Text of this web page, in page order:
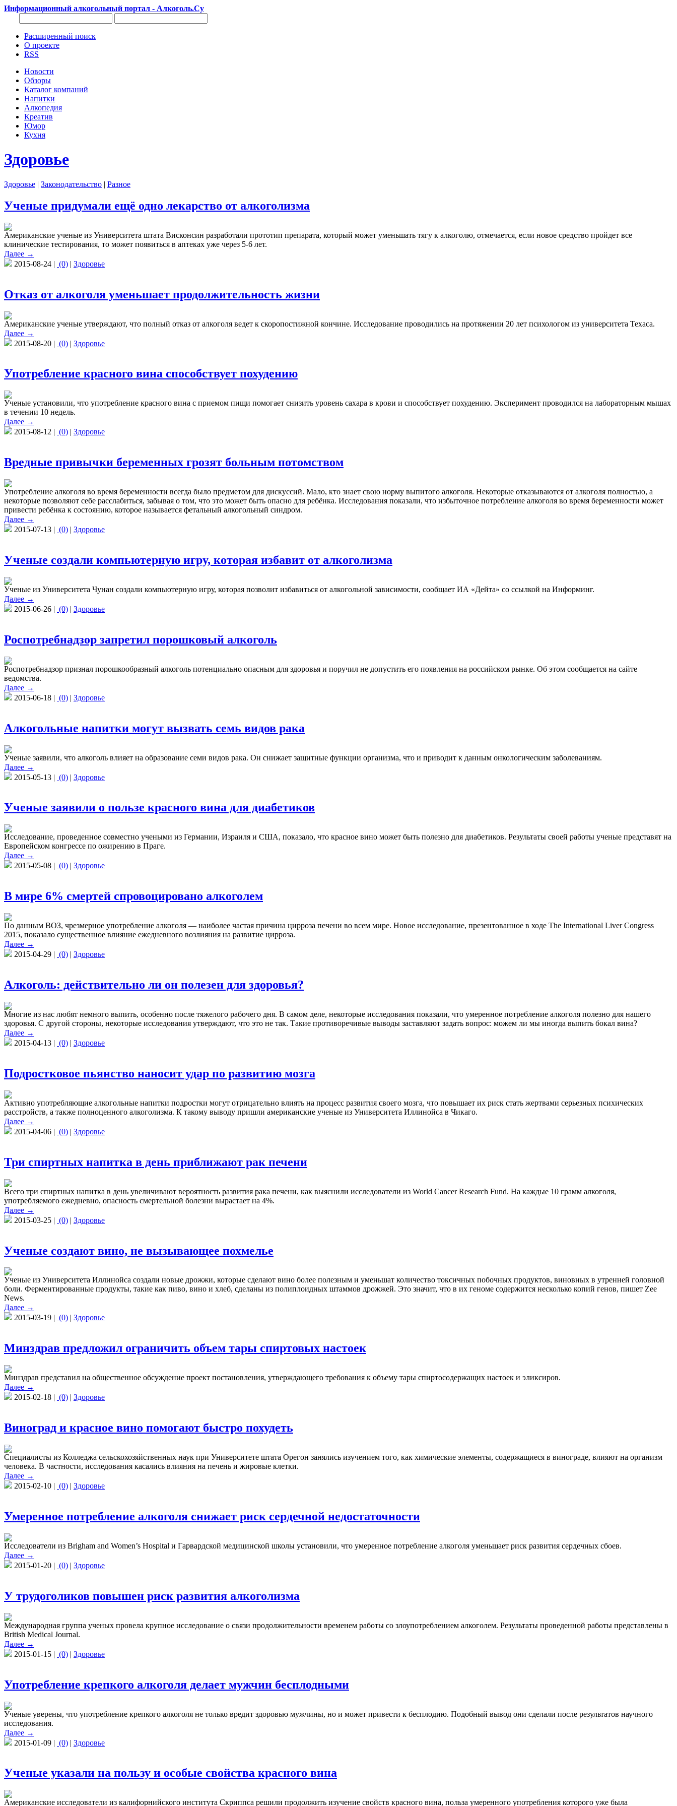
Информационный алкогольный портал - Алкоголь.Су
Расширенный поиск
О проекте
RSS
Новости
Обзоры
Каталог компаний
Напитки
Алкопедия
Креатив
Юмор
Кухня
Здоровье
Здоровье | Законодательство | Разное
Ученые придумали ещё одно лекарство от алкоголизма
Американские ученые из Университета штата Висконсин разработали прототип препарата, который может уменьшать тягу к алкоголю, отмечается, если новое средство пройдет все
клинические тестирования, то может появиться в аптеках уже через 5-6 лет.
Далее →
2015-08-24 | (0) | Здоровье
Отказ от алкоголя уменьшает продолжительность жизни
Американские ученые утверждают, что полный отказ от алкоголя ведет к скоропостижной кончине. Исследование проводились на протяжении 20 лет психологом из университета Техаса.
Далее →
2015-08-20 | (0) | Здоровье
Употребление красного вина способствует похудению
Ученые установили, что употребление красного вина с приемом пищи помогает снизить уровень сахара в крови и способствует похудению. Эксперимент проводился на лабораторным мышах
в течении 10 недель.
Далее →
2015-08-12 | (0) | Здоровье
Вредные привычки беременных грозят больным потомством
Употребление алкоголя во время беременности всегда было предметом для дискуссий. Мало, кто знает свою норму выпитого алкоголя. Некоторые отказываются от алкоголя полностью, а
некоторые позволяют себе расслабиться, забывая о том, что это может быть опасно для ребёнка. Исследования показали, что избыточное потребление алкоголя во время беременности может
привести ребёнка к состоянию, которое называется фетальный алкогольный синдром.
Далее →
2015-07-13 | (0) | Здоровье
Ученые создали компьютерную игру, которая избавит от алкоголизма
Ученые из Университета Чунан создали компьютерную игру, которая позволит избавиться от алкогольной зависимости, сообщает ИА «Дейта» со ссылкой на Информинг.
Далее →
2015-06-26 | (0) | Здоровье
Роспотребнадзор запретил порошковый алкоголь
Роспотребнадзор признал порошкообразный алкоголь потенциально опасным для здоровья и поручил не допустить его появления на российском рынке. Об этом сообщается на сайте
ведомства.
Далее →
2015-06-18 | (0) | Здоровье
Алкогольные напитки могут вызвать семь видов рака
Ученые заявили, что алкоголь влияет на образование семи видов рака. Он снижает защитные функции организма, что и приводит к данным онкологическим заболеваниям.
Далее →
2015-05-13 | (0) | Здоровье
Ученые заявили о пользе красного вина для диабетиков
Исследование, проведенное совместно учеными из Германии, Израиля и США, показало, что красное вино может быть полезно для диабетиков. Результаты своей работы ученые представят на
Европейском конгрессе по ожирению в Праге.
Далее →
2015-05-08 | (0) | Здоровье
В мире 6% смертей спровоцировано алкоголем
По данным ВОЗ, чрезмерное употребление алкоголя — наиболее частая причина цирроза печени во всем мире. Новое исследование, презентованное в ходе The International Liver Congress
2015, показало существенное влияние ежедневного возлияния на развитие цирроза.
Далее →
2015-04-29 | (0) | Здоровье
Алкоголь: действительно ли он полезен для здоровья?
Многие из нас любят немного выпить, особенно после тяжелого рабочего дня. В самом деле, некоторые исследования показали, что умеренное потребление алкоголя полезно для нашего
здоровья. С другой стороны, некоторые исследования утверждают, что это не так. Такие противоречивые выводы заставляют задать вопрос: можем ли мы иногда выпить бокал вина?
Далее →
2015-04-13 | (0) | Здоровье
Подростковое пьянство наносит удар по развитию мозга
Активно употребляющие алкогольные напитки подростки могут отрицательно влиять на процесс развития своего мозга, что повышает их риск стать жертвами серьезных психических
расстройств, а также полноценного алкоголизма. К такому выводу пришли американские ученые из Университета Иллинойса в Чикаго.
Далее →
2015-04-06 | (0) | Здоровье
Три спиртных напитка в день приближают рак печени
Всего три спиртных напитка в день увеличивают вероятность развития рака печени, как выяснили исследователи из World Cancer Research Fund. На каждые 10 грамм алкоголя,
употребляемого ежедневно, опасность смертельной болезни вырастает на 4%.
Далее →
2015-03-25 | (0) | Здоровье
Ученые создают вино, не вызывающее похмелье
Ученые из Университета Иллинойса создали новые дрожжи, которые сделают вино более полезным и уменьшат количество токсичных побочных продуктов, виновных в утренней головной
боли. Ферментированные продукты, такие как пиво, вино и хлеб, сделаны из полиплоидных штаммов дрожжей. Это значит, что в их геноме содержится несколько копий генов, пишет Zee
News.
Далее →
2015-03-19 | (0) | Здоровье
Минздрав предложил ограничить объем тары спиртовых настоек
Минздрав представил на общественное обсуждение проект постановления, утверждающего требования к объему тары спиртосодержащих настоек и эликсиров.
Далее →
2015-02-18 | (0) | Здоровье
Виноград и красное вино помогают быстро похудеть
Специалисты из Колледжа сельскохозяйственных наук при Университете штата Орегон занялись изучением того, как химические элементы, содержащиеся в винограде, влияют на организм
человека. В частности, исследования касались влияния на печень и жировые клетки.
Далее →
2015-02-10 | (0) | Здоровье
Умеренное потребление алкоголя снижает риск сердечной недостаточности
Исследователи из Brigham and Women’s Hospital и Гарвардской медицинской школы установили, что умеренное потребление алкоголя уменьшает риск развития сердечных сбоев.
Далее →
2015-01-20 | (0) | Здоровье
У трудоголиков повышен риск развития алкоголизма
Международная группа ученых провела крупное исследование о связи продолжительности временем работы со злоупотреблением алкоголем. Результаты проведенной работы представлены в
British Medical Journal.
Далее →
2015-01-15 | (0) | Здоровье
Употребление крепкого алкоголя делает мужчин бесплодными
Ученые уверены, что употребление крепкого алкоголя не только вредит здоровью мужчины, но и может привести к бесплодию. Подобный вывод они сделали после результатов научного
исследования.
Далее →
2015-01-09 | (0) | Здоровье
Ученые указали на пользу и особые свойства красного вина
Американские исследователи из калифорнийского института Скриппса решили продолжить изучение свойств красного вина, польза умеренного употребления которого уже была